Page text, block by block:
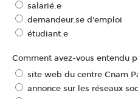
salarié.e
demandeur.se d'emploi
étudiant.e
Comment avez-vous entendu
site web du centre Cnam
annonce sur les réseaux